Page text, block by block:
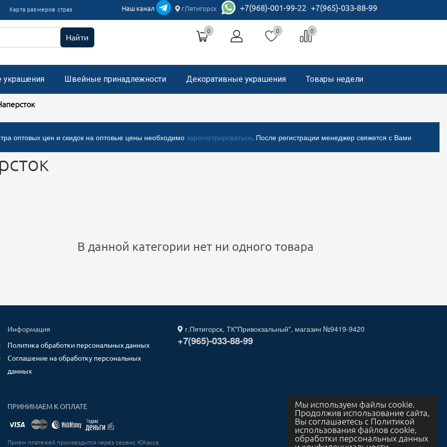
Мы используем файлы cookie.
Продолжив использование сайта,
Вы соглашаетесь с Политикой
использования файлов cookie,
обработки персональных данных
Карта размеров страз Наш канал г.Пятигорск +7(968)-001-99-22 +7(965)-033-88-99
Найти
0 0 0
украшения Швейные принадлежности Декоративные украшения
пришивные с микробисером
стразами, застежка "булавка"
Товары недели
оптовых цен и скидок на оптовые цены необходимо зарегистрироваться. После регистрации менеджер свяжется с Вами
В данной категории нет ни одного товара
Информация
Политика обработки персональных данных
Соглашение на обработку персональных
данных
ПРИНИМАЕМ К ОПЛАТЕ
Прием платежей производится через сервис ЮКасса
г.Пятигорск, ТК"Привокзальный", магазин №9419-9420
+7(965)-033-88-99